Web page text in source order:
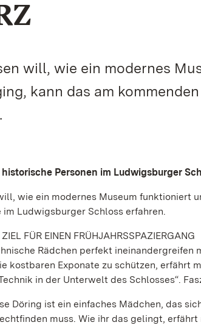
will, wie ein modernes
kann das am
Personen im Ludwigsburger
wie ein modernes Museum funktioniert
im Ludwigsburger Schloss erfahren.
FÜR EINEN FRÜHJAHRSSPAZIERGANG
Rädchen perfekt ineinandergreifen
kostbaren Exponate zu schützen, erfährt
in der Unterwelt des Schlosses“.
Döring ist ein einfaches Mädchen, das
muss. Wie ihr das gelingt, erfährt